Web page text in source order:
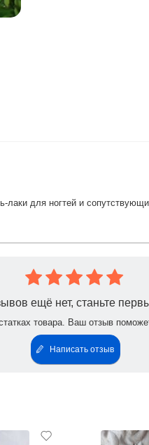
для ногтей и
ещё нет, станьте
товара. Ваш отзыв
Написать отзыв